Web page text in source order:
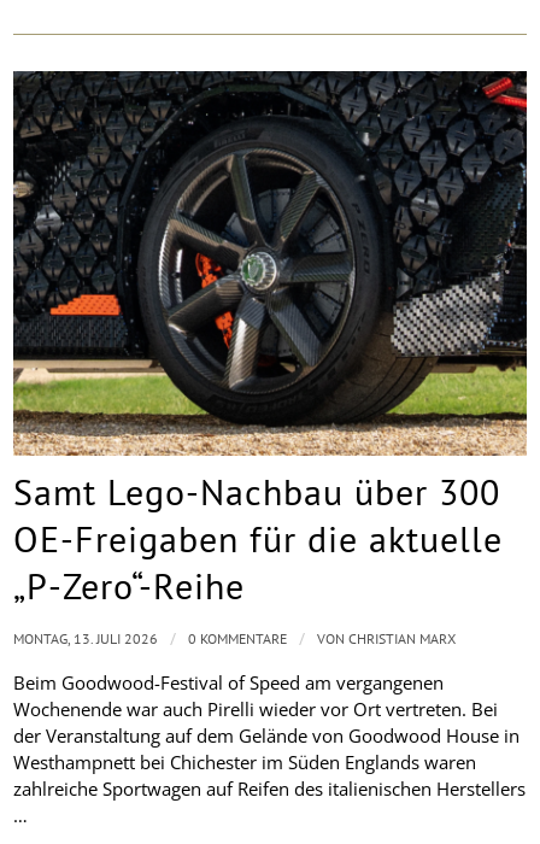
Samt Lego-Nachbau über 300
OE-Freigaben für die aktuelle
„P-Zero“-Reihe
Beim Goodwood-Festival of Speed am vergangenen
Wochenende war auch Pirelli wieder vor Ort vertreten. Bei
der Veranstaltung auf dem Gelände von Goodwood House in
Westhampnett bei Chichester im Süden Englands waren
zahlreiche Sportwagen auf Reifen des italienischen Herstellers
…
MONTAG, 13. JULI 2026 / 0 KOMMENTARE / VONCHRISTIAN MARX